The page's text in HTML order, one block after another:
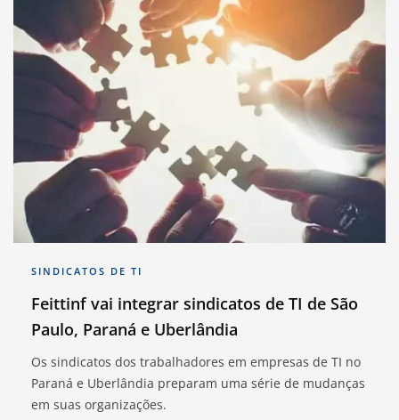
SINDICATOS DE TI
Feittinf vai integrar sindicatos de TI de São
Paulo, Paraná e Uberlândia
Os sindicatos dos trabalhadores em empresas de TI no
Paraná e Uberlândia preparam uma série de mudanças
em suas organizações.